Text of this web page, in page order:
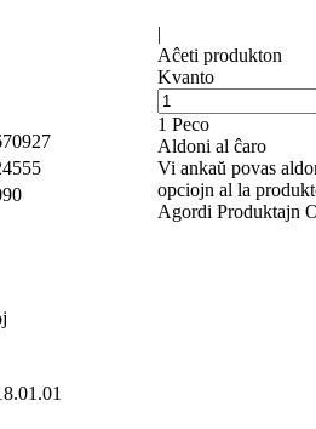
|
Aĉeti produkton
Kvanto
1 Peco
Aldoni al ĉaro
Vi ankaŭ povas
opciojn al la
Agordi Produktajn